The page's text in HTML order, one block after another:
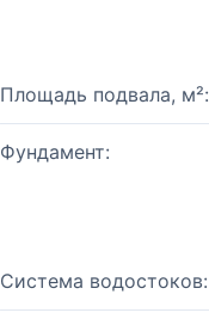
Площадь подвала, м²:
Фундамент:
Система водостоков: